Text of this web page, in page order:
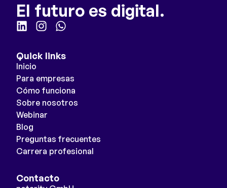
El futuro es digital.
Quick links
Inicio
Para empresas
Cómo funciona
Sobre nosotros
Webinar
Blog
Preguntas frecuentes
Carrera profesional
Contacto